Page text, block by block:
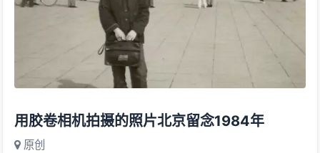
用胶卷相机拍摄的照片北京留念1984年
原创